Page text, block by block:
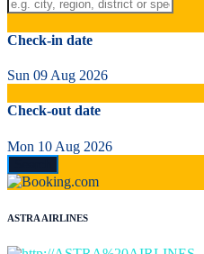
Check-in date
Sun 09 Aug 2026
Check-out date
Mon 10 Aug 2026
ASTRA AIRLINES